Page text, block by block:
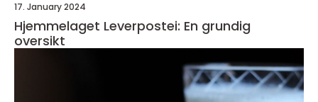
17. January 2024
Hjemmelaget Leverpostei: En grundig
oversikt